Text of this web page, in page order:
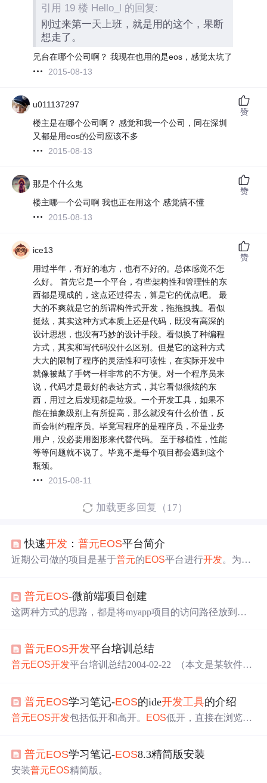
引用 19 楼 Hello_l 的回复:
刚过来第一天上班，就是用的这个，果断
想走了。
兄台在哪个公司啊？ 我现在也用的是eos，感觉太坑了
2015-08-13
u011137297
楼主是在哪个公司啊？ 感觉和我一个公司，同在深圳
又都是用eos的公司应该不多
2015-08-13
赞
那是个什么鬼
楼主哪一个公司啊 我也正在用这个 感觉搞不懂
2015-08-13
赞
ice13
用过半年，有好的地方，也有不好的。总体感觉不怎
么好。 首先它是一个平台，有些架构性和管理性的东
西都是现成的，这点还过得去，算是它的优点吧。 最
大的不爽就是它的所谓构件式开发，拖拖拽拽。看似
挺炫，其实这种方式本质上还是代码，既没有高深的
设计思想，也没有巧妙的设计手段。看似换了种编程
方式，其实和写代码没什么区别。但是它的这种方式
大大的限制了程序的灵活性和可读性，在实际开发中
就像被戴了手铐一样非常的不方便。对一个程序员来
说，代码才是最好的表达方式，其它看似很炫的东
西，用过之后发现都是垃圾。一个开发工具，如果不
能在抽象级别上有所提高，那么就没有什么价值，反
而会制约程序员。毕竟写程序的是程序员，不是业务
用户，没必要用图形来代替代码。 至于移植性，性能
等等问题就不说了。毕竟不是每个项目都会遇到这个
瓶颈。
2015-08-11
赞
加载更多回复（17）
快速开发 ：普元EOS平台简介
近期公司做的项目是基于普元的EOS平台进行开发。为了
业级应用开发、运行、管理、监控和维护的中间件平台。
它将J2EE体系规范、构件技术、xml技术和可视化技术完
普元EOS-微前端项目创建
这两种方式的思路，都是将myapp项目的访问路径放到精
myapp 就行了。上面这些做到后，精简应用和myapp微前
端的路径关系已经确立了，可以在AFCenter中进行具体的
普元EOS开发平台培训总结
普元EOS开发平台培训总结2004-02-22 （本文是某软件企
提出的“5大缺点”如今是否仍然存在，尚且是一个值得思考
的问题。） 一EOS开发平台的功能普元 EOS是一个快速
共两
普元EOS学习笔记-EOS的ide开发工具的介绍
普元EOS开发包括低开和高开。 EOS低开，直接在浏览器
进行的扩展，添加了若干插件，专门用于EOS开发
章将介绍如何获取EOS
普元EOS学习笔记-EOS8.3精简版安装
安装普元EOS精简版。